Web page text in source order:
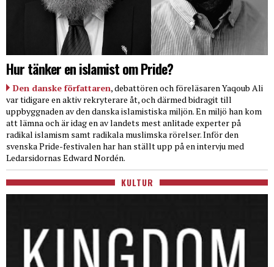
Hur tänker en islamist om Pride?
Den danske författaren, debattören och föreläsaren Yaqoub Ali
var tidigare en aktiv rekryterare åt, och därmed bidragit till
uppbyggnaden av den danska islamistiska miljön. En miljö han kom
att lämna och är idag en av landets mest anlitade experter på
radikal islamism samt radikala muslimska rörelser. Inför den
svenska Pride-festivalen har han ställt upp på en intervju med
Ledarsidornas Edward Nordén.
KULTUR